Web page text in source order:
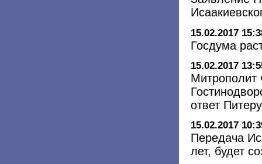
15.02.2017
Госдума
15.02.2017
Митрополит
ответ
15.02.2017
Передача
лет, будет